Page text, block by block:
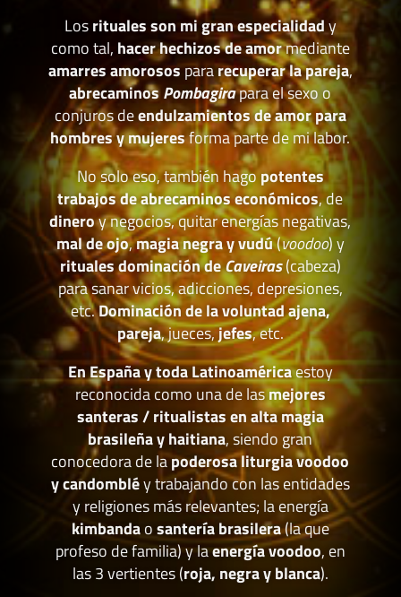
Losrituales son mi gran especialidady
como tal, hacer hechizos de amormediante
amarres amorosospararecuperar la pareja,
abrecaminosPombagirapara el sexo o
conjuros deendulzamientos de amor para
hombres y mujeresforma parte de mi labor.
No solo eso, también hagopotentes
trabajos de abrecaminos económicos, de
dineroy negocios, quitar energías negativas,
mal de ojo,magia negra y vudú(voodoo) y
rituales dominación deCaveiras(cabeza)
para sanar vicios, adicciones, depresiones,
etc.Dominación de la voluntad ajena,
pareja, jueces,jefes, etc.
En España y toda Latinoaméricaestoy
reconocida como una de lasmejores
santeras / ritualistas en alta magia
brasileña y haitiana, siendo gran
conocedora de lapoderosa liturgia voodoo
y candombléy trabajando con las entidades
y religiones más relevantes; la energía
kimbandaosantería brasilera(la que
profeso de familia) y laenergía voodoo, en
las 3 vertientes (roja, negra y blanca).